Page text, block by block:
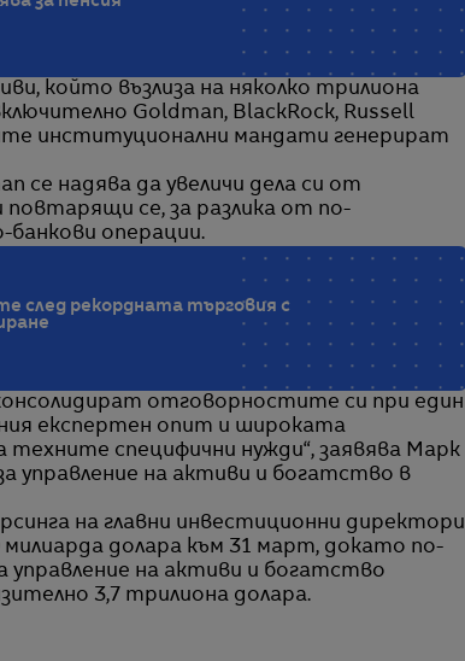
който възлиза на няколко трилиона
Goldman, BlackRock, Russell
институционални мандати генерират
се надява да увеличи дела си от
се, за разлика от по-
операции.
след рекордната търговия с
отговорностите си при един
експертен опит и широката
специфични нужди“, заявява Марк
управление на активи и богатство в
на главни инвестиционни директори
долара към 31 март, докато по-
на активи и богатство
3,7 трилиона долара.